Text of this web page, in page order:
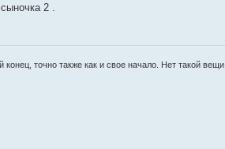
2 .
конец, точно также как и свое начало. Нет такой